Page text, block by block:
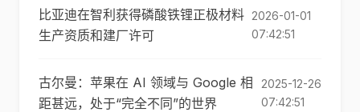
比亚迪在智利获得磷酸铁锂正极材料
生产资质和建厂许可
2026-01-01
07:42:51
古尔曼：苹果在 AI 领域与 Google 相
距甚远，处于“完全不同”的世界
2025-12-26
07:42:51